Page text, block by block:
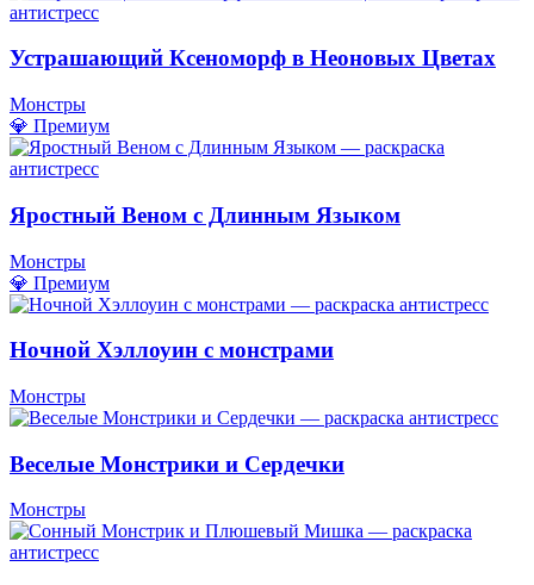
Устрашающий Ксеноморф в Неоновых Цветах
Монстры
💎 Премиум
Яростный Веном с Длинным Языком
Монстры
💎 Премиум
Ночной Хэллоуин с монстрами
Монстры
Веселые Монстрики и Сердечки
Монстры